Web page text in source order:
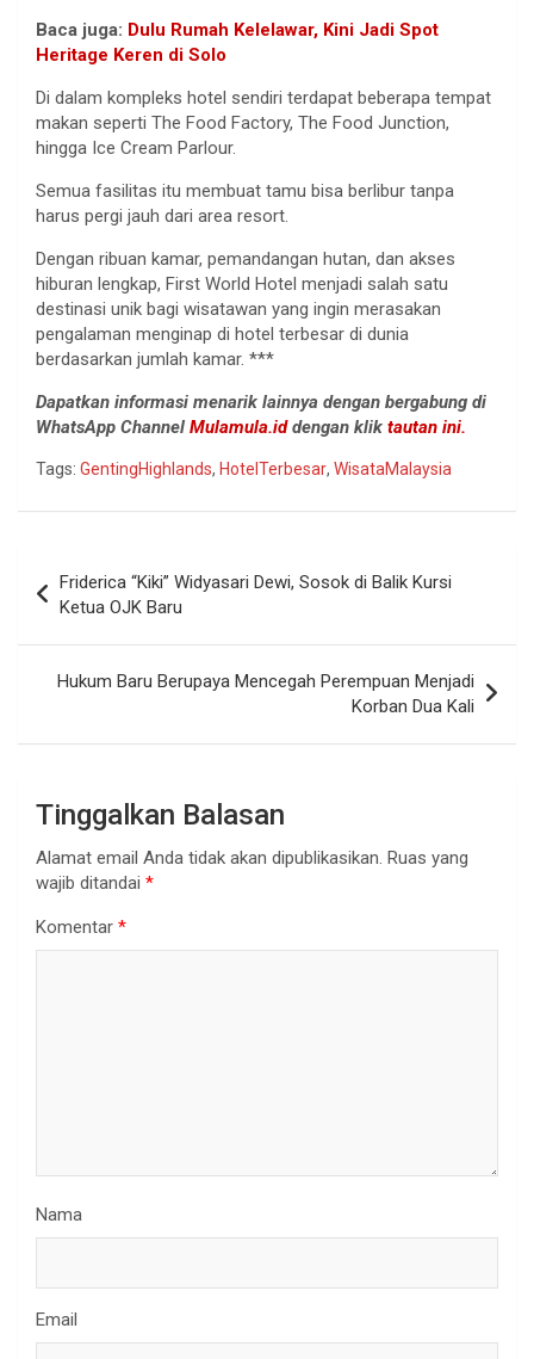
Baca juga: Dulu Rumah Kelelawar, Kini Jadi Spot
Heritage Keren di Solo
Di dalam kompleks hotel sendiri terdapat beberapa tempat
makan seperti The Food Factory, The Food Junction,
hingga Ice Cream Parlour.
Semua fasilitas itu membuat tamu bisa berlibur tanpa
harus pergi jauh dari area resort.
Dengan ribuan kamar, pemandangan hutan, dan akses
hiburan lengkap, First World Hotel menjadi salah satu
destinasi unik bagi wisatawan yang ingin merasakan
pengalaman menginap di hotel terbesar di dunia
berdasarkan jumlah kamar. ***
Dapatkan informasi menarik lainnya dengan bergabung di
WhatsApp Channel Mulamula.iddengan klik tautan ini.
Tags: GentingHighlands, HotelTerbesar, WisataMalaysia
pos
Friderica “Kiki” Widyasari Dewi, Sosok di Balik Kursi
Ketua OJK Baru
Hukum Baru Berupaya Mencegah Perempuan Menjadi
Korban Dua Kali
Tinggalkan Balasan
Alamat email Anda tidak akan dipublikasikan. Ruas yang
wajib ditandai *
Komentar *
Nama
Email